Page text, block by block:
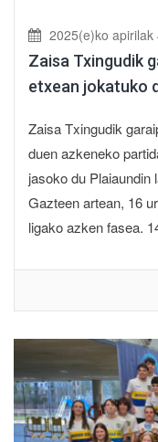
2025(e)ko apirilak
Zaisa Txingudik
etxean jokatuko
Zaisa Txingudik
duen azkeneko
jasoko du Plaiaundin
Gazteen artean, 16
ligako azken fasea.